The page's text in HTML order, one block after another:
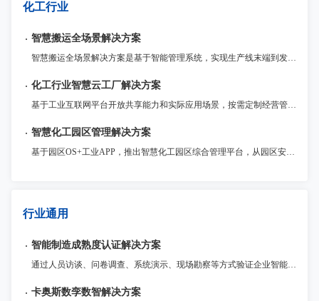
化工行业
智慧搬运全场景解决方案
智慧搬运全场景解决方案是基于智能管理系统，实现生产线末端到发货的全流程、软硬一体的“搬运-码垛-装卸”综合解决方案。以包装、码垛、装车、后段搬运4大基础场景，提供标准化模块产品，布局云端能力，延展面向不同行业的高效率、高适配、高稳定解决方案。
化工行业智慧云工厂解决方案
基于工业互联网平台开放共享能力和实际应用场景，按需定制经营管理、生产运营、HSE、能源管理、操作控制、设备管理等企业级工业APP并快速部署，将工业互联网技术和化工企业业务深度融合，实现全流程管理和多业务协同，降本提质增效。
智慧化工园区管理解决方案
基于园区OS+工业APP，推出智慧化工园区综合管理平台，从园区安全、环保、环境、能源、应急、管理等多方面入手，运用工业互联网技术手段，融入智慧化工园区的各个环境当中，解决化工园区和企业不同场景需求，为化工园区和园区内的企业数字化赋能，打造一个安全、便捷、高效、节能、智能的数智化工产业园区。
行业通用
智能制造成熟度认证解决方案
通过人员访谈、问卷调查、系统演示、现场勘察等方式验证企业智能制造能力水平，帮助企业识别现状，确定能力成熟度等级。通过开展评估，与标准对标，进行差距分析，确认下一步改进方向，持续提升企业智能制造能力。
卡奥斯数孪数智解决方案